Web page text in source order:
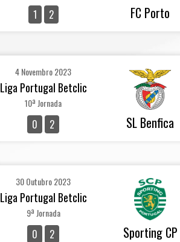
1 2 FC Porto
4 Novembro 2023
Liga Portugal Betclic
10ª Jornada
0 2 SL Benfica
30 Outubro 2023
Liga Portugal Betclic
9ª Jornada
0 2 Sporting CP